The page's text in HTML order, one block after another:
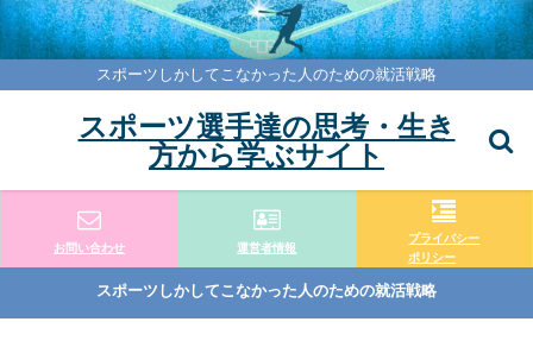
スポーツしかしてこなかった人のための就活戦略
スポーツ選手達の思考・生き
方から学ぶサイト
お問い合わせ 運営者情報
プライバシー
ポリシー
スポーツしかしてこなかった人のための就活戦略